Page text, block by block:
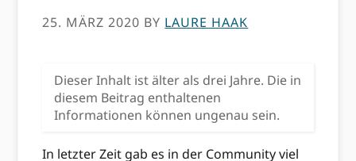
25. MÄRZ 2020 BY LAURE HAAK
Dieser Inhalt ist älter als drei Jahre. Die in
diesem Beitrag enthaltenen
Informationen können ungenau sein.
In letzter Zeit gab es in der Community viel